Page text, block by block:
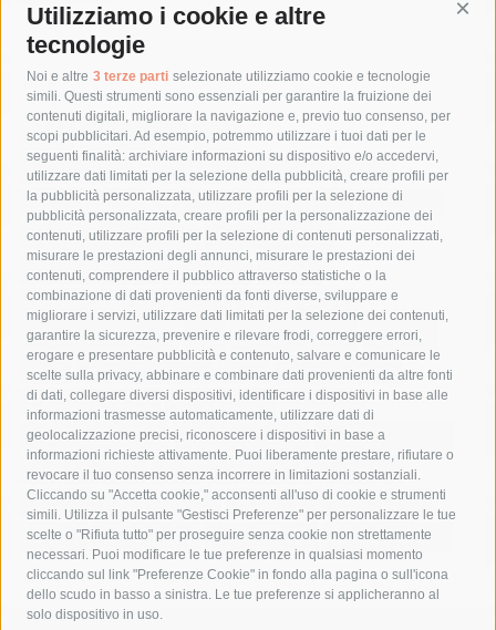
Utilizziamo i cookie e altre
tecnologie
Noi e altre 3 terze parti selezionate utilizziamo cookie e tecnologie
simili. Questi strumenti sono essenziali per garantire la fruizione dei
contenuti digitali, migliorare la navigazione e, previo tuo consenso, per
scopi pubblicitari. Ad esempio, potremmo utilizzare i tuoi dati per le
seguenti finalità: archiviare informazioni su dispositivo e/o accedervi,
utilizzare dati limitati per la selezione della pubblicità, creare profili per
la pubblicità personalizzata, utilizzare profili per la selezione di
pubblicità personalizzata, creare profili per la personalizzazione dei
contenuti, utilizzare profili per la selezione di contenuti personalizzati,
misurare le prestazioni degli annunci, misurare le prestazioni dei
contenuti, comprendere il pubblico attraverso statistiche o la
combinazione di dati provenienti da fonti diverse, sviluppare e
migliorare i servizi, utilizzare dati limitati per la selezione dei contenuti,
garantire la sicurezza, prevenire e rilevare frodi, correggere errori,
erogare e presentare pubblicità e contenuto, salvare e comunicare le
scelte sulla privacy, abbinare e combinare dati provenienti da altre fonti
di dati, collegare diversi dispositivi, identificare i dispositivi in base alle
informazioni trasmesse automaticamente, utilizzare dati di
geolocalizzazione precisi, riconoscere i dispositivi in base a
informazioni richieste attivamente. Puoi liberamente prestare, rifiutare o
revocare il tuo consenso senza incorrere in limitazioni sostanziali.
Cliccando su "Accetta cookie," acconsenti all'uso di cookie e strumenti
simili. Utilizza il pulsante "Gestisci Preferenze" per personalizzare le tue
scelte o "Rifiuta tutto" per proseguire senza cookie non strettamente
necessari. Puoi modificare le tue preferenze in qualsiasi momento
cliccando sul link "Preferenze Cookie" in fondo alla pagina o sull'icona
dello scudo in basso a sinistra. Le tue preferenze si applicheranno al
solo dispositivo in uso.
Tag
acqua allerta meteo
anas
area marina protetta di punta campanella
arresto
Asl Napoli 3 sud
capitaneria di porto capri
carabinieri
castellammare di stabia
circumvesuviana
comune di sorrento
concerto
contagi
costiera amalfitana
covid-19 eav
elezioni
fondazione sorrento
gori guardia costiera
incidente
lavori
lorenzo balducelli mare
massa lubrense
massimo coppola
Meta napoli
ordinanza
penisola sorrentina
piano di sorrento
polizia municipale
protezione civile
Regione Campania
sant'agnello
sindaco cuomo
sorrento studenti temporali
treni
turismo
Vico Equense villa fiorentino vincenzo de luca